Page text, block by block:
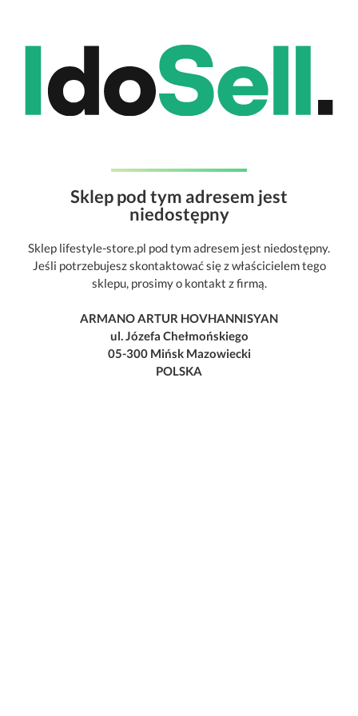
Sklep pod tym adresem jest
niedostępny
Sklep lifestyle-store.pl pod tym adresem jest niedostępny.
Jeśli potrzebujesz skontaktować się z właścicielem tego
sklepu, prosimy o kontakt z firmą.
ARMANO ARTUR HOVHANNISYAN
ul. Józefa Chełmońskiego
05-300 Mińsk Mazowiecki
POLSKA